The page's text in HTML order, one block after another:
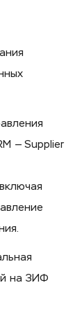
— Supplier
на ЗИФ